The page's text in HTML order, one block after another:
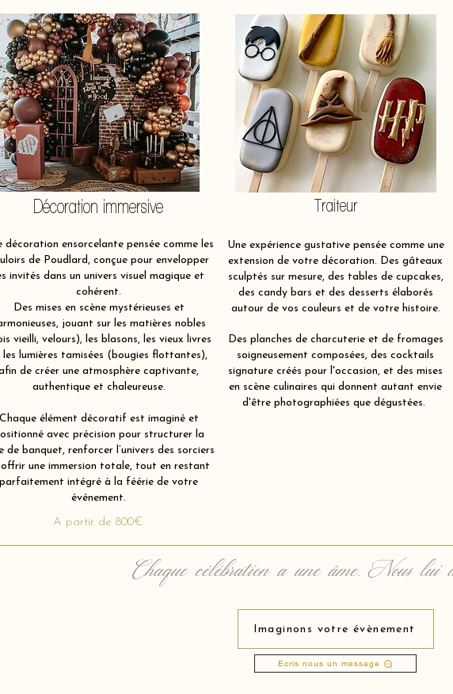
Décoration immersive
décoration ensorcelante pensée comme les
de Poudlard, conçue pour envelopper
invités dans un univers visuel magique et
cohérent.
Des mises en scène mystérieuses et
jouant sur les matières nobles
vieilli, velours), les blasons, les vieux livres
les lumières tamisées (bougies flottantes),
de créer une atmosphère captivante,
authentique et chaleureuse.
Chaque élément décoratif est imaginé et
avec précision pour structurer la
de banquet, renforcer l’univers des sorciers
une immersion totale, tout en restant
parfaitement intégré à la féérie de votre
événement.
Traiteur
Une expérience gustative pensée comme une
extension de votre décoration. Des gâteaux
sculptés sur mesure, des tables de cupcakes,
des candy bars et des desserts élaborés
autour de vos couleurs et de votre histoire.
Des planches de charcuterie et de fromages
soigneusement composées, des cocktails
signature créés pour l'occasion, et des mises
en scène culinaires qui donnent autant envie
d'être photographiées que dégustées.
A partir de 800€
Chaque célébration a une âme. Nous lui
Imaginons votre évènement
Ecris nous un message